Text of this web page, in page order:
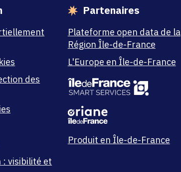
des
: visibilité et
Partenaires
Plateforme open data de la
Région Île-de-France
L'Europe en Île-de-France
Produit en Île-de-France